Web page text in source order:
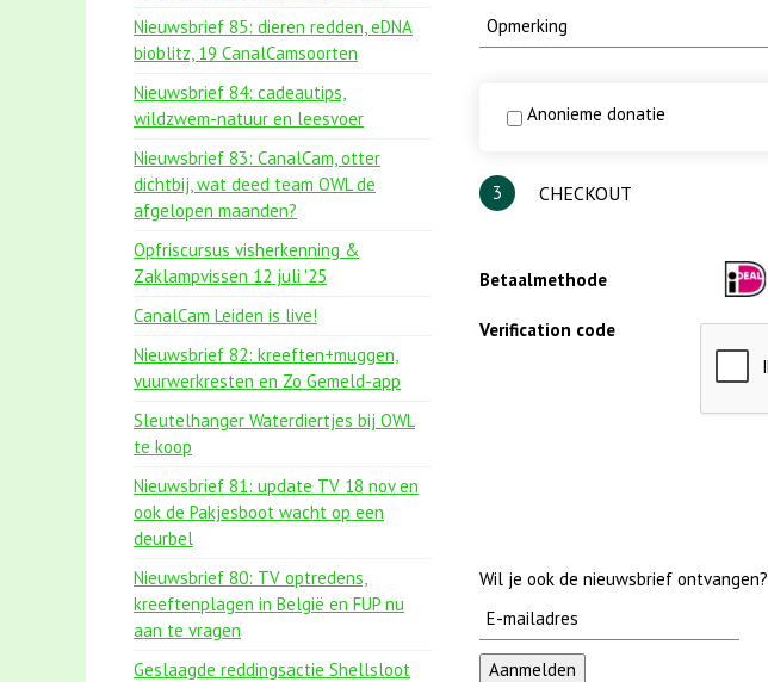
Anonieme donatie
3 CHECKOUT
Betaalmethode
Verification code
Wil je ook de nieuwsbrief ontvangen?
Nieuwsbrief 85: dieren redden, eDNA
bioblitz, 19 CanalCamsoorten
Nieuwsbrief 84: cadeautips,
wildzwem-natuur en leesvoer
Nieuwsbrief 83: CanalCam, otter
dichtbij, wat deed team OWL de
afgelopen maanden?
Opfriscursus visherkenning &
Zaklampvissen 12 juli '25
CanalCam Leiden is live!
Nieuwsbrief 82: kreeften+muggen,
vuurwerkresten en Zo Gemeld-app
Sleutelhanger Waterdiertjes bij OWL
te koop
Nieuwsbrief 81: update TV 18 nov en
ook de Pakjesboot wacht op een
deurbel
Nieuwsbrief 80: TV optredens,
kreeftenplagen in België en FUP nu
aan te vragen
Geslaagde reddingsactie Shellsloot